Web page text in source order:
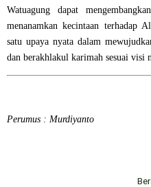
Watuagung dapat
menanamkan kecintaan terhadap
satu upaya nyata dalam
dan berakhlakul karimah sesuai visi
Perumus : Murdiyanto